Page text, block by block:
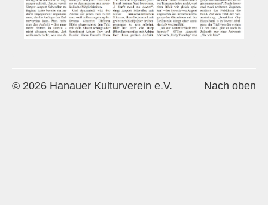
Sonderpreis Kultur
Veranstaltungen
Regelmäßig
Nach oben
© 2026 Hanauer Kulturverein e.V.